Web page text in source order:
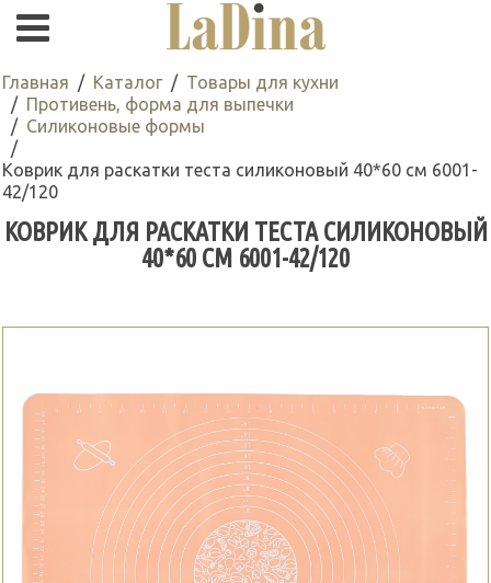
Главная Каталог
Товары для кухни
Противень, форма для выпечки
Силиконовые формы
Коврик для раскатки теста силиконовый 40*60 см 6001-
42/120
КОВРИК ДЛЯ РАСКАТКИ ТЕСТА СИЛИКОНОВЫЙ
40*60 СМ 6001-42/120